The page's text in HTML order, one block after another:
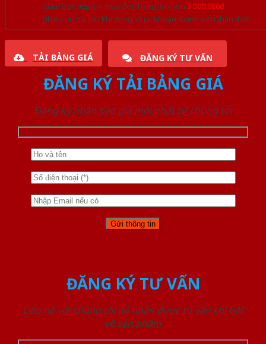
Giảm trực tiếp khi mua đơn hàng lớn hơn 3.000.000đ
Nhiều ưu đãi lớn khi đăng ký tài khoản thành viên thân thiết
TẢI BẢNG GIÁ ĐĂNG KÝ TƯ VẤN
ĐĂNG KÝ TẢI BẢNG GIÁ
Đăng ký nhận báo giá mới nhất từ chúng tôi
ĐĂNG KÝ TƯ VẤN
Liên hệ với chúng tôi để nhận được tư vấn chi tiết
về sản phẩm